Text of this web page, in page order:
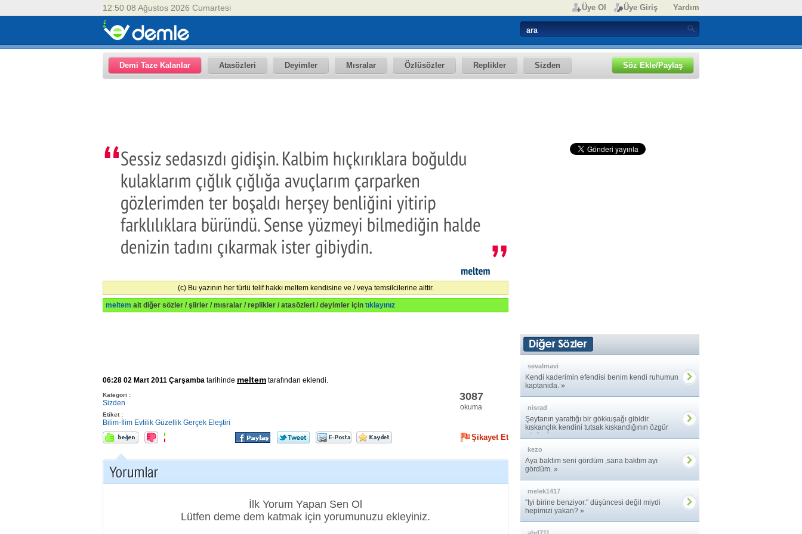
12:50 08 Ağustos 2026 Cumartesi Üye Ol Üye Giriş Yardım
Demi Taze Kalanlar Atasözleri Deyimler Mısralar Özlüsözler Replikler Sizden Söz Ekle/Paylaş
(c) Bu yazının her türlü telif hakkı meltem kendisine ve / veya temsilcilerine aittir.
meltem ait diğer sözler / şiirler / mısralar / replikler / atasözleri / deyimler için tıklayınız
06:28 02 Mart 2011 Çarşamba tarihinde meltem tarafından eklendi.
Kategori :
Sizden
Etiket :
Bilim-İlim Evlilik Güzellik Gerçek Eleştiri
3087
okuma
Şikayet Et
İlk Yorum Yapan Sen Ol
Lütfen deme dem katmak için yorumunuzu ekleyiniz.
sevalmavi
Kendi kaderimin efendisi benim kendi ruhumun
kaptanida. »
nisrad
Şeytanın yarattığı bir gökkuşağı gibidir.
kıskançlık kendini tutsak kıskandığının özgür
görürsün. »
kezo
Aya baktım seni gördüm ,sana baktım ayı
gördüm. »
melek1417
''Iyi birine benziyor.'' düşüncesi değil miydi
hepimizi yakan? »